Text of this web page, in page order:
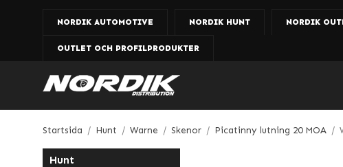
NORDIK AUTOMOTIVE NORDIK HUNT NORDIK
OUTLET OCH PROFILPRODUKTER
Startsida / Hunt / Warne / Skenor / Picatinny lutning 20 MOA /
Hunt